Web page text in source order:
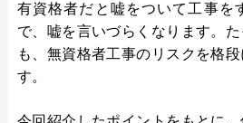
有資格者だと嘘をついて工事を
で、嘘を言いづらくなります。
も、無資格者工事のリスクを格
す。